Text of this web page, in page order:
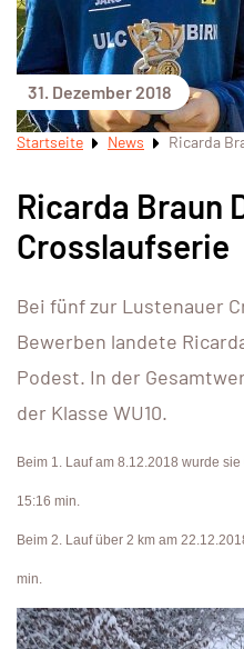
31. Dezember 2018
Startseite News Ricarda
Ricarda Braun
Crosslaufserie
Bei fünf zur Lustenauer
Bewerben landete
Podest. In der
der Klasse WU10.
Beim 1. Lauf am 8.12.2018 wurde
15:16 min.
Beim 2. Lauf über 2 km am
min.